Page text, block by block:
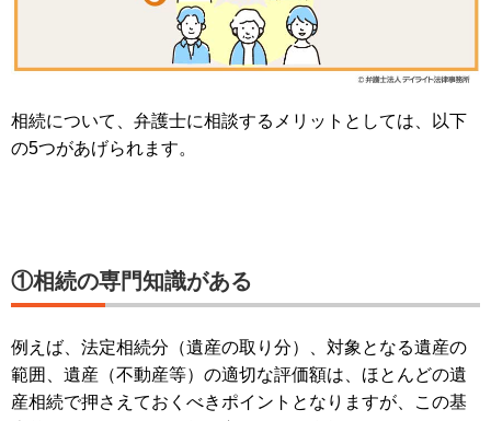
相続について、弁護士に相談するメリットとしては、以下
の5つがあげられます。
①相続の専門知識がある
例えば、法定相続分（遺産の取り分）、対象となる遺産の
範囲、遺産（不動産等）の適切な評価額は、ほとんどの遺
産相続で押さえておくべきポイントとなりますが、この基